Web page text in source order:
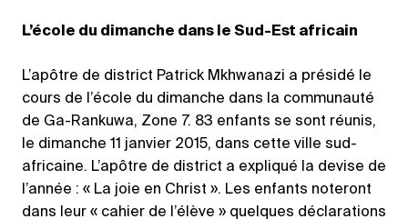
L’école du dimanche dans le Sud-Est africain
L’apôtre de district Patrick Mkhwanazi a présidé le
cours de l’école du dimanche dans la communauté
de Ga-Rankuwa, Zone 7. 83 enfants se sont réunis,
le dimanche 11 janvier 2015, dans cette ville sud-
africaine. L’apôtre de district a expliqué la devise de
l’année : « La joie en Christ ». Les enfants noteront
dans leur « cahier de l’élève » quelques déclarations